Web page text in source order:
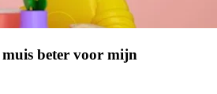
muis beter voor mijn